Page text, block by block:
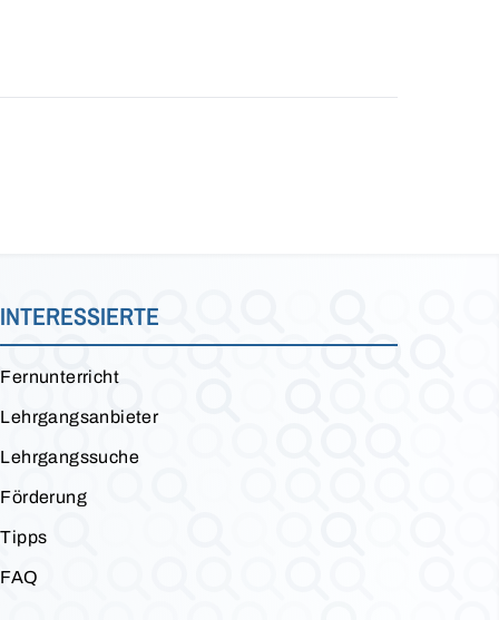
INTERESSIERTE
Fernunterricht
Lehrgangsanbieter
Lehrgangssuche
Förderung
Tipps
FAQ